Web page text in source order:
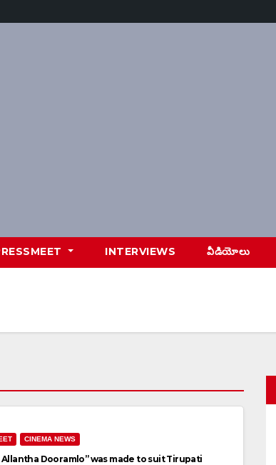
INTERVIEWS వీడియోలు
CINEMA NEWS
Allantha Dooramlo” was made to suit Tirupati